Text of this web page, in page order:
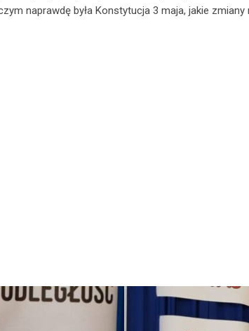
naprawdę była Konstytucja 3 maja, jakie zmiany